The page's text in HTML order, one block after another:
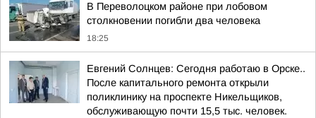
В Переволоцком районе при лобовом
столкновении погибли два человека
18:25
Евгений Солнцев: Сегодня работаю в Орске..
После капитального ремонта открыли
поликлинику на проспекте Никельщиков,
обслуживающую почти 15,5 тыс. человек.